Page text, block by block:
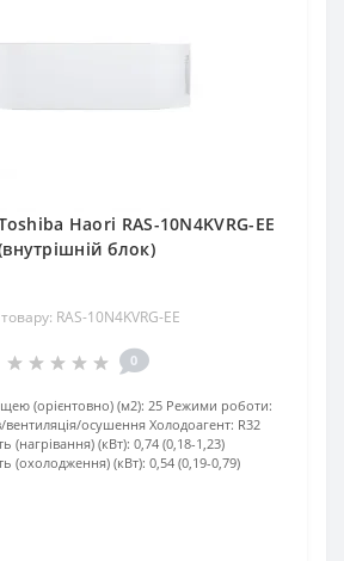
Haori RAS-10N4KVRG-EE
блок)
RAS-10N4KVRG-EE
0
(орієнтовно) (м2): 25 Режими роботи:
вентиляція/осушення Холодоагент: R32
(нагрівання) (кВт): 0,74 (0,18-1,23)
(охолодження) (кВт): 0,54 (0,19-0,79)